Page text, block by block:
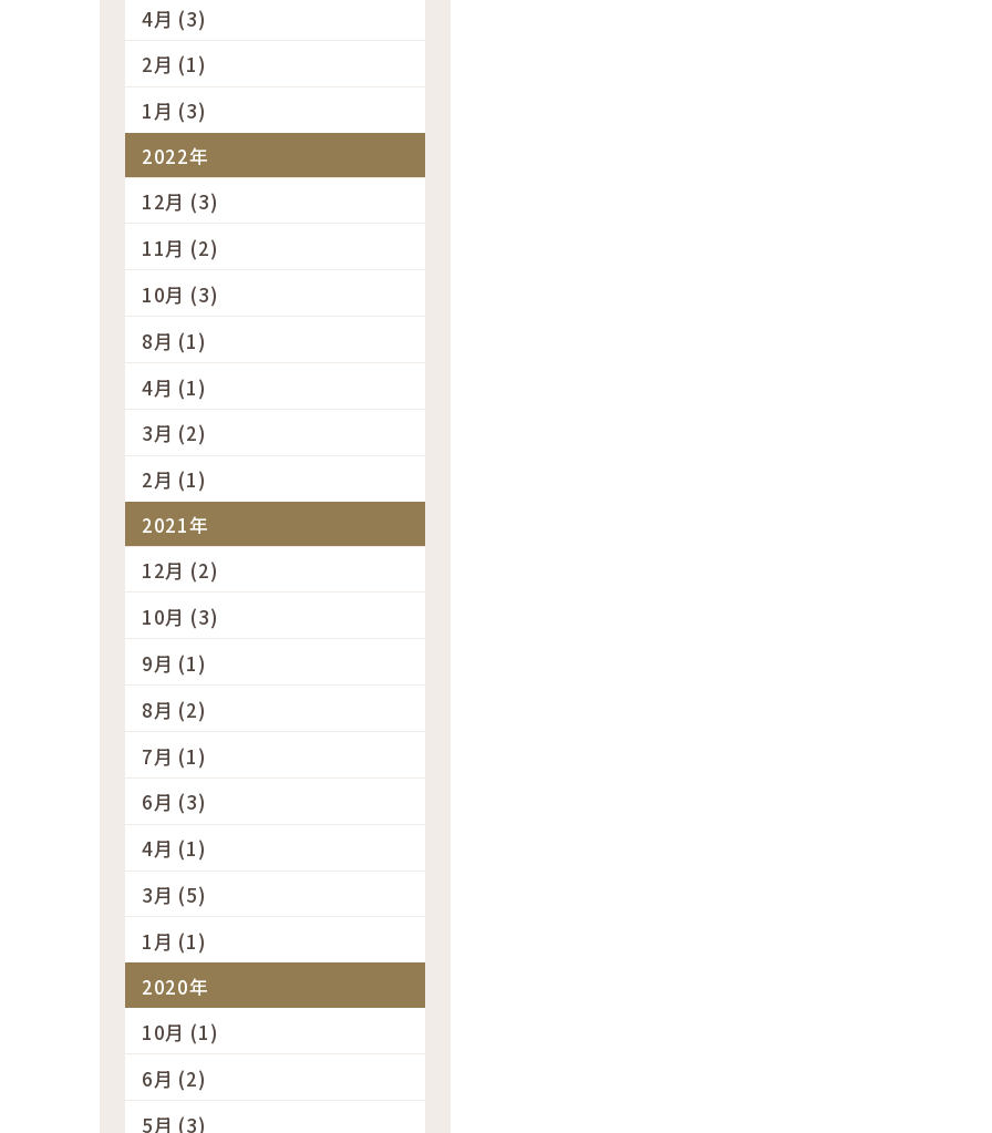
4月 (3)
2月 (1)
1月 (3)
2022年
12月 (3)
11月 (2)
10月 (3)
8月 (1)
4月 (1)
3月 (2)
2月 (1)
2021年
12月 (2)
10月 (3)
9月 (1)
8月 (2)
7月 (1)
6月 (3)
4月 (1)
3月 (5)
1月 (1)
2020年
10月 (1)
6月 (2)
5月 (3)